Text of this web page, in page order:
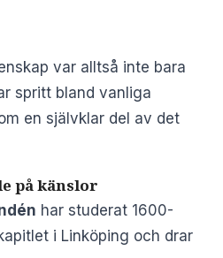
var alltså inte bara
spritt bland vanliga
en självklar del av det
på känslor
har studerat 1600-
i Linköping och drar